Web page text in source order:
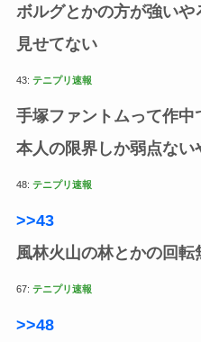
ボルグとかの方が強い
見せてない
43: テニプリ速報
手塚ファントムって作
本人の限界しか弱点ない
48: テニプリ速報
>>43
風林火山の林とかの回転
67: テニプリ速報
>>48